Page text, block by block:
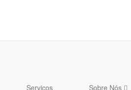
Serviços Sobre Nós